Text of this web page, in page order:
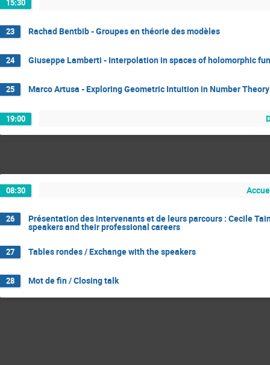
15:30
23 Rachad Bentbib - Groupes en théorie des modèles
24 Giuseppe Lamberti - Interpolation in spaces of holomorphic
25 Marco Artusa - Exploring Geometric Intuition in Number
19:00
08:30
26 Présentation des intervenants et de leurs parcours : Cecile
speakers and their professional careers
27 Tables rondes / Exchange with the speakers
28 Mot de fin / Closing talk